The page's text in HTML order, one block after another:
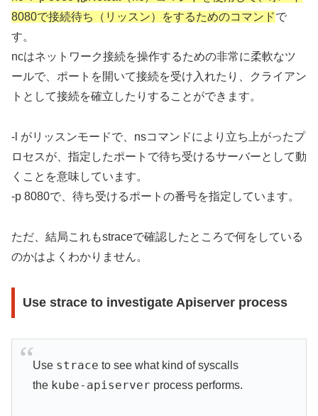
8080で接続待ち（リッスン）をするためのコマンドで
す。
ncはネットワーク接続を操作するための非常に柔軟なツ
ールで、ポートを開いて接続を受け入れたり、クライアン
トとして接続を確立したりすることができます。
-l がリッスンモードで、nsコマンドにより立ち上がったプ
ロセスが、指定したポートで待ち受けるサーバーとして動
くことを意味しています。
-p 8080で、待ち受けるポートの番号を指定しています。
ただ、結局これもstraceで確認したところで何をしている
のかはよくわかりません。
Use strace to investigate Apiserver process
Use strace to see what kind of syscalls
the kube-apiserver process performs.